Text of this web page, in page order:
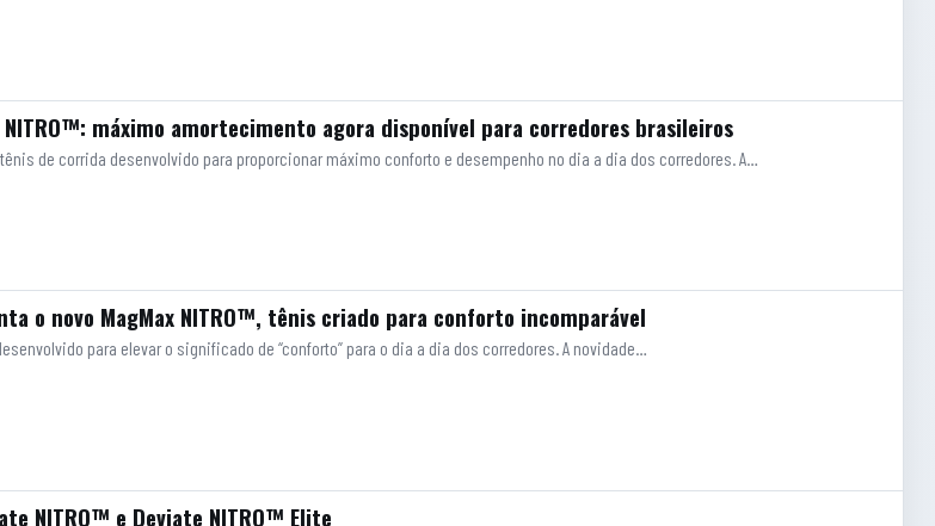
NITRO™: máximo amortecimento agora disponível para corredores brasileiros
tênis de corrida desenvolvido para proporcionar máximo conforto e desempenho no dia a dia dos corredores. A…
o novo MagMax NITRO™, tênis criado para conforto incomparável
para elevar o significado de “conforto” para o dia a dia dos corredores. A novidade…
NITRO™ e Deviate NITRO™ Elite